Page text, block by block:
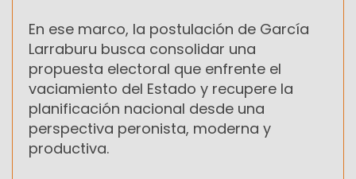
En ese marco, la postulación de García
Larraburu busca consolidar una
propuesta electoral que enfrente el
vaciamiento del Estado y recupere la
planificación nacional desde una
perspectiva peronista, moderna y
productiva.